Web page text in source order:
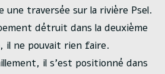
une traversée sur la rivière Psel.
détruit dans la deuxième
il ne pouvait rien faire.
il s’est positionné dans